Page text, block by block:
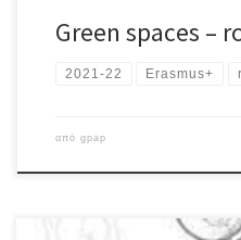
Green spaces –
2021-22 Erasmus+
από gpap